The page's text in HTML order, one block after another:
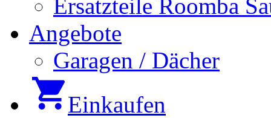
Ersatzteile Roomba
Angebote
Garagen / Dächer
Einkaufen